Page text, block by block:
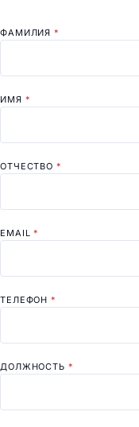
ФАМИЛИЯ*
ИМЯ *
ОТЧЕСТВО *
EMAIL*
ТЕЛЕФОН*
ДОЛЖНОСТЬ *